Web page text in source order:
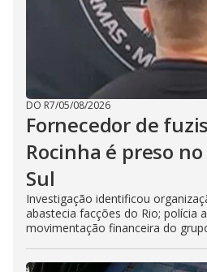
DO R7/05/08/2026
Fornecedor de
Rocinha é preso
Sul
Investigação identificou
abastecia facções do Rio; polícia
movimentação financeira do